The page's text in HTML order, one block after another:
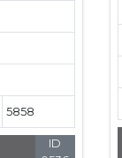
5858
ID